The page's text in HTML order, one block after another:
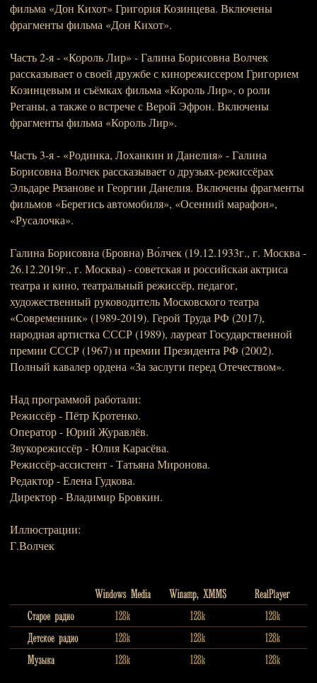
фильма «Дон Кихот» Григория Козинцева. Включены
фрагменты фильма «Дон Кихот».
Часть 2-я - «Король Лир» - Галина Борисовна Волчек
рассказывает о своей дружбе с кинорежиссером Григорием
Козинцевым и съёмках фильма «Король Лир», о роли
Реганы, а также о встрече с Верой Эфрон. Включены
фрагменты фильма «Король Лир».
Часть 3-я - «Родинка, Лоханкин и Данелия» - Галина
Борисовна Волчек рассказывает о друзьях-режиссёрах
Эльдаре Рязанове и Георгии Данелия. Включены фрагменты
фильмов «Берегись автомобиля», «Осенний марафон»,
«Русалочка».
Галина Борисовна (Бровна) Во́лчек (19.12.1933г., г. Москва -
26.12.2019г., г. Москва) - советская и российская актриса
театра и кино, театральный режиссёр, педагог,
художественный руководитель Московского театра
«Современник» (1989-2019). Герой Труда РФ (2017),
народная артистка СССР (1989), лауреат Государственной
премии СССР (1967) и премии Президента РФ (2002).
Полный кавалер ордена «За заслуги перед Отечеством».
Над программой работали:
Режиссёр - Пётр Кротенко.
Оператор - Юрий Журавлёв.
Звукорежиссёр - Юлия Карасёва.
Режиссёр-ассистент - Татьяна Миронова.
Редактор - Елена Гудкова.
Директор - Владимир Бровкин.
Иллюстрации:
Г.Волчек